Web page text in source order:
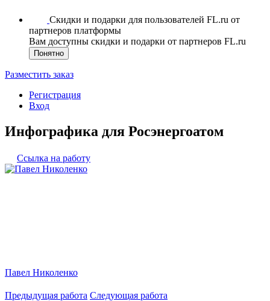
Скидки и подарки для пользователей FL.ru от
партнеров платформы
Вам доступны скидки и подарки от партнеров FL.ru
Понятно
Разместить заказ
Регистрация
Вход
Инфографика для Росэнергоатом
Ссылка на работу
Павел Николенко
Предыдущая работа Следующая работа